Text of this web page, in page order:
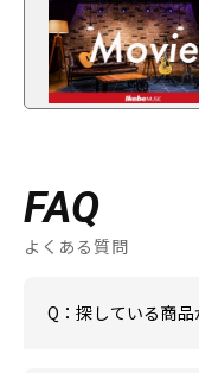
FAQ
よくある質問
Q：探している商